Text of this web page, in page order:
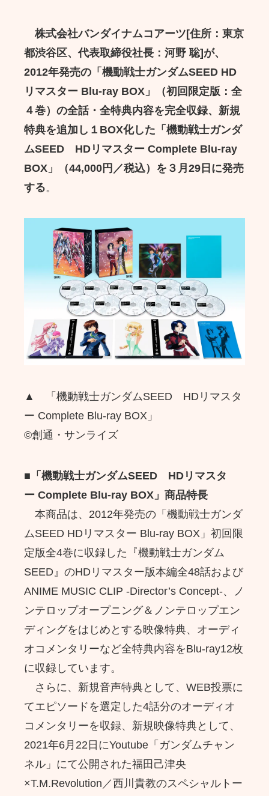
株式会社バンダイナムコアーツ[住所：東京
都渋谷区、代表取締役社長：河野 聡]が、
2012年発売の「機動戦士ガンダムSEED HD
リマスター Blu-ray BOX」（初回限定版：全
４巻）の全話・全特典内容を完全収録、新規
特典を追加し１BOX化した「機動戦士ガンダ
ムSEED HDリマスター Complete Blu-ray
BOX」（44,000円／税込）を３月29日に発売
する。
▲ 「機動戦士ガンダムSEED HDリマスタ
ー Complete Blu-ray BOX」
©創通・サンライズ
■ 「機動戦士ガンダムSEED
HDリマスタ
ー Complete Blu-ray BOX 」商品特長
本商品は、2012年発売の「機動戦士ガンダ
ムSEED HDリマスター Blu-ray BOX」初回限
定版全4巻に収録した『機動戦士ガンダム
SEED』のHDリマスター版本編全48話および
ANIME MUSIC CLIP -Director’s Concept-、ノ
ンテロップオープニング＆ノンテロップエン
ディングをはじめとする映像特典、オーディ
オコメンタリーなど全特典内容をBlu-ray12枚
に収録しています。
さらに、新規音声特典として、WEB投票に
てエピソードを選定した4話分のオーディオ
コメンタリーを収録、新規映像特典として、
2021年6月22日にYoutube「ガンダムチャン
ネル」にて公開された福田己津央
×T.M.Revolution／西川貴教のスペシャルトー